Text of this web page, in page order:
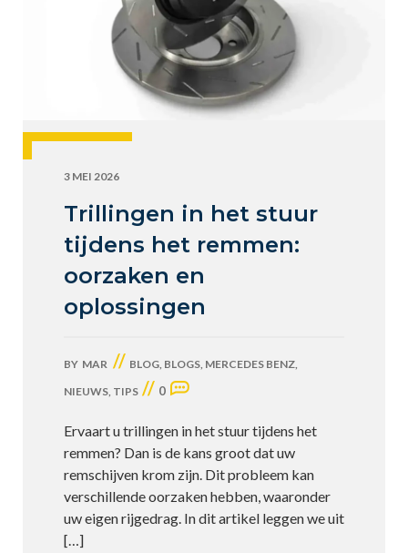
3 MEI 2026
Trillingen in het stuur
tijdens het remmen:
oorzaken en
oplossingen
BY MAR // BLOG, BLOGS, MERCEDES BENZ,
NIEUWS, TIPS // 0
Ervaart u trillingen in het stuur tijdens het
remmen? Dan is de kans groot dat uw
remschijven krom zijn. Dit probleem kan
verschillende oorzaken hebben, waaronder
uw eigen rijgedrag. In dit artikel leggen we uit
[…]